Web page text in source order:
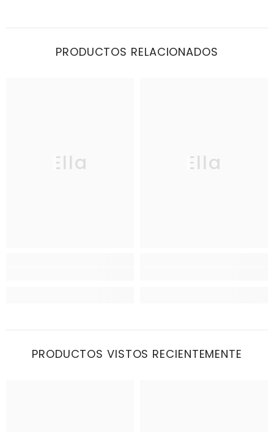
PRODUCTOS RELACIONADOS
Ella Ella
PRODUCTOS VISTOS RECIENTEMENTE